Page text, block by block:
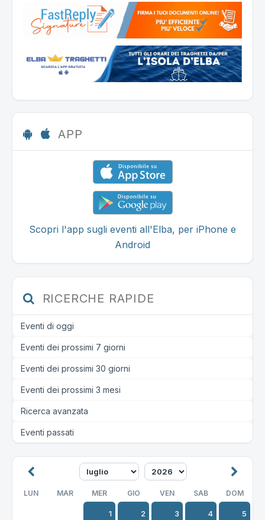
APP
Scopri l'app sugli eventi all'Elba, per iPhone e
Android
RICERCHE RAPIDE
Eventi di oggi
Eventi dei prossimi 7 giorni
Eventi dei prossimi 30 giorni
Eventi dei prossimi 3 mesi
Ricerca avanzata
Eventi passati
LUN MAR MER GIO VEN SAB DOM
1 2 3 4 5